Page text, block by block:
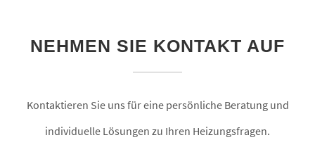
NEHMEN SIE KONTAKT AUF
Kontaktieren Sie uns für eine persönliche Beratung und
individuelle Lösungen zu Ihren Heizungsfragen.